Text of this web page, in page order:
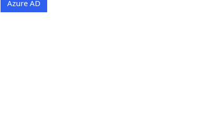
Azure AD